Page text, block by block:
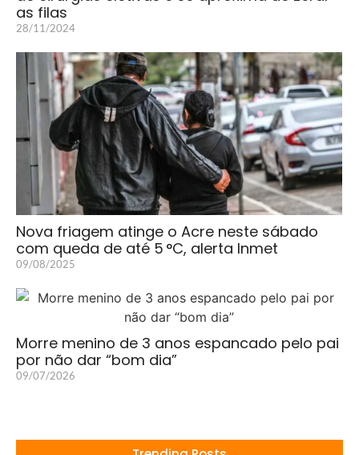
as filas
28/11/2024
Nova friagem atinge o Acre neste sábado
com queda de até 5 °C, alerta Inmet
09/08/2025
Morre menino de 3 anos espancado pelo pai
por não dar “bom dia”
09/07/2026